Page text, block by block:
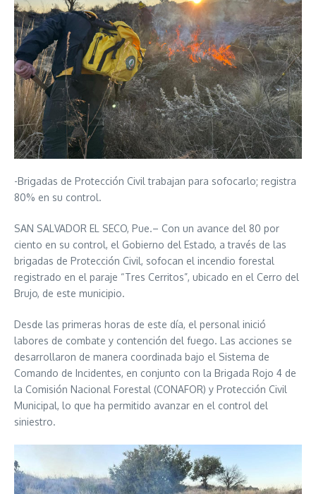
-Brigadas de Protección Civil trabajan para sofocarlo; registra
80% en su control.
SAN SALVADOR EL SECO, Pue.– Con un avance del 80 por
ciento en su control, el Gobierno del Estado, a través de las
brigadas de Protección Civil, sofocan el incendio forestal
registrado en el paraje “Tres Cerritos”, ubicado en el Cerro del
Brujo, de este municipio.
Desde las primeras horas de este día, el personal inició
labores de combate y contención del fuego. Las acciones se
desarrollaron de manera coordinada bajo el Sistema de
Comando de Incidentes, en conjunto con la Brigada Rojo 4 de
la Comisión Nacional Forestal (CONAFOR) y Protección Civil
Municipal, lo que ha permitido avanzar en el control del
siniestro.